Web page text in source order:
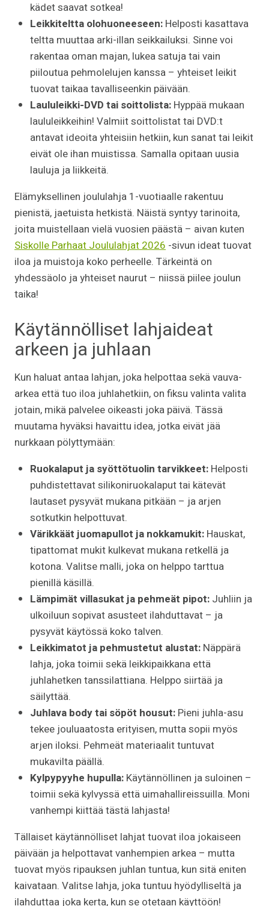
kädet saavat sotkea!
Leikkiteltta olohuoneeseen:Helposti kasattava
teltta muuttaa arki-illan seikkailuksi. Sinne voi
rakentaa oman majan, lukea satuja tai vain
piiloutua pehmolelujen kanssa – yhteiset leikit
tuovat taikaa tavalliseenkin päivään.
Laululeikki-DVD tai soittolista:Hyppää mukaan
laululeikkeihin! Valmiit soittolistat tai DVD:t
antavat ideoita yhteisiin hetkiin, kun sanat tai leikit
eivät ole ihan muistissa. Samalla opitaan uusia
lauluja ja liikkeitä.
Elämyksellinen joululahja 1-vuotiaalle rakentuu
pienistä, jaetuista hetkistä. Näistä syntyy tarinoita,
joita muistellaan vielä vuosien päästä – aivan kuten
Siskolle Parhaat Joululahjat 2026 -sivun ideat tuovat
iloa ja muistoja koko perheelle. Tärkeintä on
yhdessäolo ja yhteiset naurut – niissä piilee joulun
taika!
Käytännölliset lahjaideat
arkeen ja juhlaan
Kun haluat antaa lahjan, joka helpottaa sekä vauva-
arkea että tuo iloa juhlahetkiin, on fiksu valinta valita
jotain, mikä palvelee oikeasti joka päivä. Tässä
muutama hyväksi havaittu idea, jotka eivät jää
nurkkaan pölyttymään:
Ruokalaput ja syöttötuolin tarvikkeet:Helposti
puhdistettavat silikoniruokalaput tai kätevät
lautaset pysyvät mukana pitkään – ja arjen
sotkutkin helpottuvat.
Värikkäät juomapullot ja nokkamukit:Hauskat,
tipattomat mukit kulkevat mukana retkellä ja
kotona. Valitse malli, joka on helppo tarttua
pienillä käsillä.
Lämpimät villasukat ja pehmeät pipot:Juhliin ja
ulkoiluun sopivat asusteet ilahduttavat – ja
pysyvät käytössä koko talven.
Leikkimatot ja pehmustetut alustat:Näppärä
lahja, joka toimii sekä leikkipaikkana että
juhlahetken tanssilattiana. Helppo siirtää ja
säilyttää.
Juhlava body tai söpöt housut:Pieni juhla-asu
tekee jouluaatosta erityisen, mutta sopii myös
arjen iloksi. Pehmeät materiaalit tuntuvat
mukavilta päällä.
Kylpypyyhe hupulla:Käytännöllinen ja suloinen –
toimii sekä kylvyssä että uimahallireissuilla. Moni
vanhempi kiittää tästä lahjasta!
Tällaiset käytännölliset lahjat tuovat iloa jokaiseen
päivään ja helpottavat vanhempien arkea – mutta
tuovat myös ripauksen juhlan tuntua, kun sitä eniten
kaivataan. Valitse lahja, joka tuntuu hyödylliseltä ja
ilahduttaa joka kerta, kun se otetaan käyttöön!